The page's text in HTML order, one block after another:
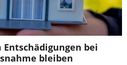
bei
bleiben